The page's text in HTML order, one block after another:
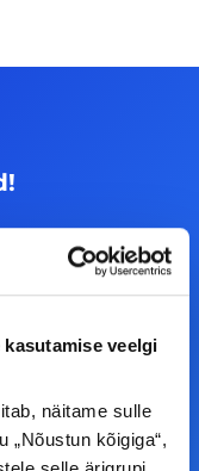
veelgi
näitame sulle
„Nõustun kõigiga“,
vajaliku, et olla
Kui sul on
osas või soovid
Y
o